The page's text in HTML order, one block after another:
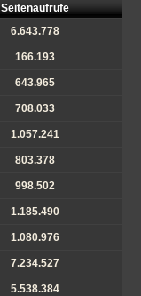
Seitenaufrufe
6.643.778
166.193
643.965
708.033
1.057.241
803.378
998.502
1.185.490
1.080.976
7.234.527
5.538.384